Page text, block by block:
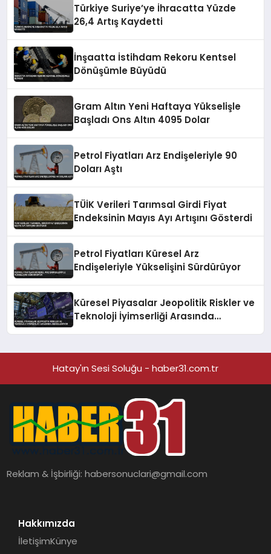
Türkiye Suriye’ye İhracatta Yüzde
26,4 Artış Kaydetti
İnşaatta İstihdam Rekoru Kentsel
Dönüşümle Büyüdü
Gram Altın Yeni Haftaya Yükselişle
Başladı Ons Altın 4095 Dolar
Petrol Fiyatları Arz Endişeleriyle 90
Doları Aştı
TÜİK Verileri Tarımsal Girdi Fiyat
Endeksinin Mayıs Ayı Artışını Gösterdi
Petrol Fiyatları Küresel Arz
Endişeleriyle Yükselişini Sürdürüyor
Küresel Piyasalar Jeopolitik Riskler ve
Teknoloji İyimserliği Arasında
Hatay'ın Sesi Soluğu - haber31.com.tr
Reklam & İşbirliği:habersonuclari@gmail.com
Hakkımızda
İletişimKünye